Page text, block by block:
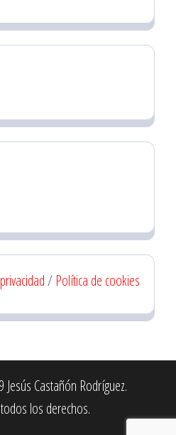
/ Política de cookies
Jesús Castañón Rodríguez.
los derechos.